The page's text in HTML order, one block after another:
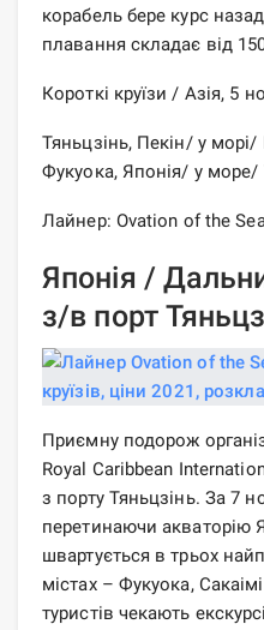
корабель бере курс
плавання складає від
Короткі круїзи / Азія, 5
Тяньцзінь, Пекін/ у
Фукуока, Японія/ у море/
Лайнер: Ovation of the
Японія /
з/в порт
Приємну подорож
Royal Caribbean
з порту Тяньцзінь. За 7
перетинаючи акваторію
швартується в трьох
містах – Фукуока,
туристів чекають